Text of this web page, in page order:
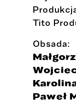
Tito
Obsada:
Paweł